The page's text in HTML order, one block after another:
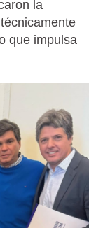
la
que impulsa